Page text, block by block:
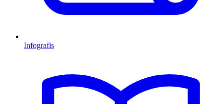
Infografis